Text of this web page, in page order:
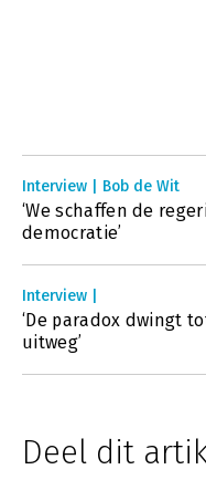
Interview | Bob de Wit
‘We schaffen de
democratie’
Interview |
‘De paradox dwingt
uitweg’
Deel dit